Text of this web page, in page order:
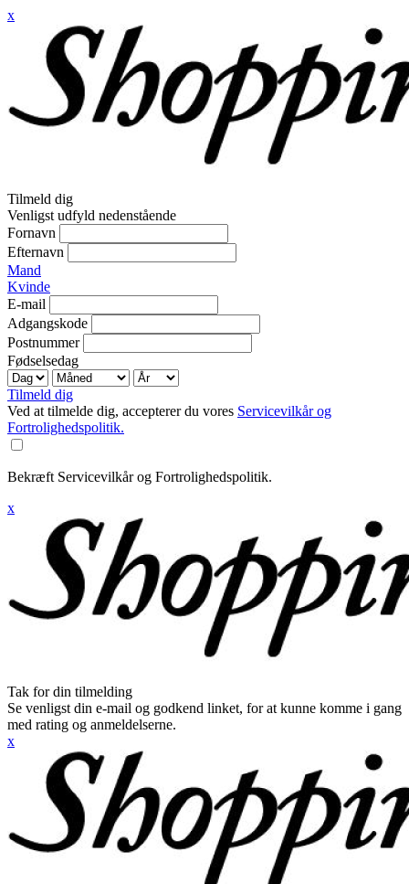
x
Tilmeld dig
Venligst udfyld nedenstående
Fornavn
Efternavn
Mand
Kvinde
E-mail
Adgangskode
Postnummer
Fødselsedag
Tilmeld dig
Ved at tilmelde dig, accepterer du vores Servicevilkår og
Fortrolighedspolitik.
Bekræft Servicevilkår og Fortrolighedspolitik.
x
Tak for din tilmelding
Se venligst din e-mail og godkend linket, for at kunne komme i gang
med rating og anmeldelserne.
x